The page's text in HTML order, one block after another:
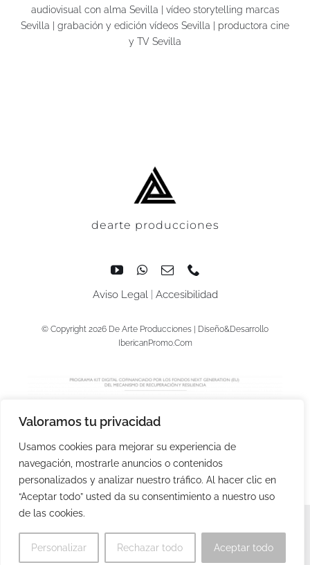
Valoramos tu privacidad
Usamos cookies para mejorar su experiencia de
navegación, mostrarle anuncios o contenidos
personalizados y analizar nuestro tráfico. Al hacer clic en
“Aceptar todo” usted da su consentimiento a nuestro uso
de las cookies.
Personalizar Rechazar todo Aceptar todo
audiovisual con alma Sevilla | vídeo storytelling marcas
Sevilla | grabación y edición vídeos Sevilla | productora cine
y TV Sevilla
dearte producciones
Aviso Legal| Accesibilidad
© Copyright 2026 De Arte Producciones | Diseño&Desarrollo
IbericanPromo.Com